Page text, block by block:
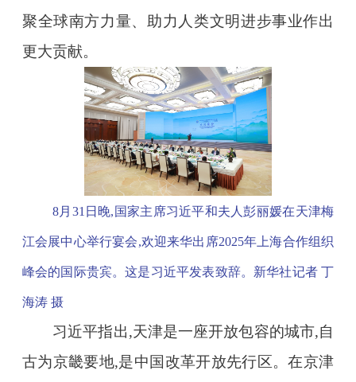
聚全球南方力量、助力人类文明进步事业作出
更大贡献。
8月31日晚,国家主席习近平和夫人彭丽媛在天津梅
江会展中心举行宴会,欢迎来华出席2025年上海合作组织
峰会的国际贵宾。这是习近平发表致辞。新华社记者 丁
海涛 摄
习近平指出,天津是一座开放包容的城市,自
古为京畿要地,是中国改革开放先行区。在京津